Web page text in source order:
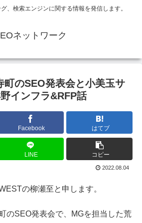
、検索エンジンに関する情報を発信します。
ネットワーク
町のSEO発表会と小美玉サ
インフラ&RFP話
Facebook はてブ
LINE コピー
2022.08.04
の柳瀬至と申します。
のSEO発表会で、MGを担当した荒